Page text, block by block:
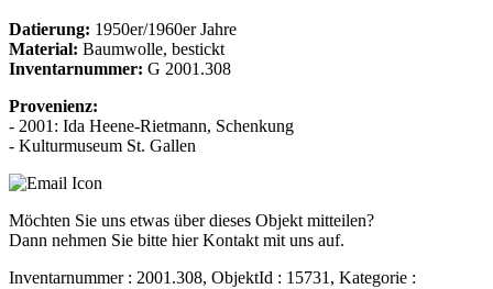
Datierung: 1950er/1960er Jahre
Material: Baumwolle, bestickt
Inventarnummer: G 2001.308
Provenienz:
- 2001: Ida Heene-Rietmann, Schenkung
- Kulturmuseum St. Gallen
Möchten Sie uns etwas über dieses Objekt mitteilen?
Dann nehmen Sie bitte hier Kontakt mit uns auf.
Inventarnummer : 2001.308, ObjektId : 15731, Kategorie :